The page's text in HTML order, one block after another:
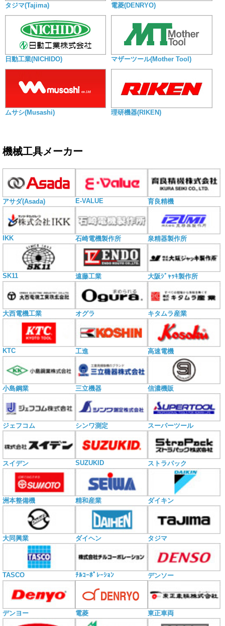
タジマ(Tajima) 電菱(DENRYO)
日動工業(NICHIDO) マザーツール(Mother Tool)
ムサシ(Musashi) 理研機器(RIKEN)
機械工具メーカー
アサダ(Asada) E-VALUE 育良精機
IKK 石崎電機製作所 泉精器製作所
SK11 遠藤工業 大阪ｼﾞｬｯｷ製作所
大西電機工業 オグラ キタムラ産業
KTC 工進 高速電機
小島鋼業 三立機器 信濃機販
ジェフコム シンワ測定 スーパーツール
スイデン SUZUKID ストラパック
洲本整備機 精和産業 ダイキン
大同興業 ダイヘン タジマ
TASCO ﾁﾙｺｰﾎﾟﾚｰｼｮﾝ デンソー
デンヨー 電菱 東正車両